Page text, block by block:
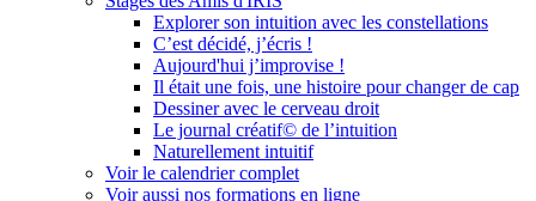
Explorer son intuition avec les constellations
C’est décidé, j’écris !
Aujourd'hui j’improvise !
Il était une fois, une histoire pour changer de cap
Dessiner avec le cerveau droit
Le journal créatif© de l’intuition
Naturellement intuitif
Voir le calendrier complet
Voir aussi nos formations en ligne